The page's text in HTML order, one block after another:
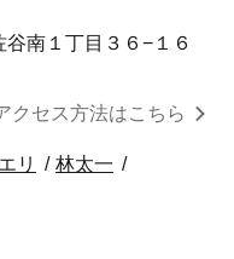
南１丁目３６−１６
クセス方法はこちら
リ
林太一